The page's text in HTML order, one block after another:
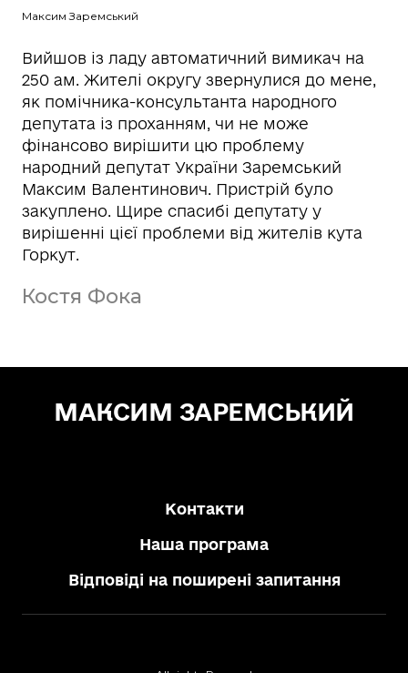
Максим Заремський
Вийшов із ладу автоматичний вимикач на
250 ам. Жителі округу звернулися до мене,
як помічника-консультанта народного
депутата із проханням, чи не може
фінансово вирішити цю проблему
народний депутат України Заремський
Максим Валентинович. Пристрій було
закуплено. Щире спасибі депутату у
вирішенні цієї проблеми від жителів кута
Горкут.
Костя Фока
МАКСИМ ЗАРЕМСЬКИЙ
Контакти
Наша програма
Відповіді на поширені запитання